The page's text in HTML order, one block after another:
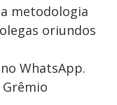
metodologia
oriundos
WhatsApp.
Grêmio